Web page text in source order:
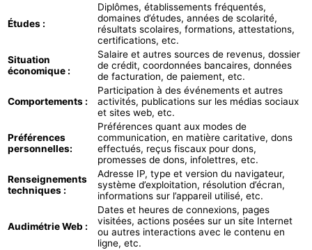
Études :
Diplômes, établissements fréquentés,
domaines d’études, années de scolarité,
résultats scolaires, formations, attestations,
certifications, etc.
Situation
économique :
Salaire et autres sources de revenus, dossier
de crédit, coordonnées bancaires, données
de facturation, de paiement, etc.
Comportements :
Participation à des événements et autres
activités, publications sur les médias sociaux
et sites web, etc.
Préférences
personnelles:
Préférences quant aux modes de
communication, en matière caritative, dons
effectués, reçus fiscaux pour dons,
promesses de dons, infolettres, etc.
Renseignements
techniques :
Adresse IP, type et version du navigateur,
système d’exploitation, résolution d’écran,
informations sur l’appareil utilisé, etc.
Audimétrie Web :
Dates et heures de connexions, pages
visitées, actions posées sur un site Internet
ou autres interactions avec le contenu en
ligne, etc.